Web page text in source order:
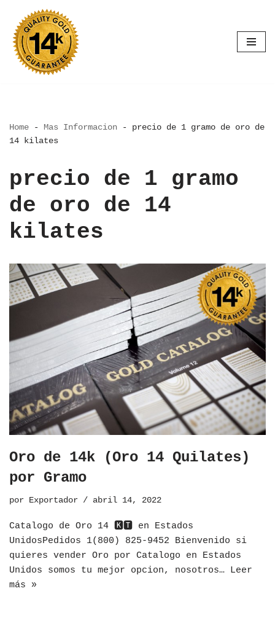
Saltar
al
contenido
Home - Mas Informacion - precio de 1 gramo de oro de
14 kilates
precio de 1 gramo
de oro de 14
kilates
Oro de 14k (Oro 14 Quilates)
por Gramo
por Exportador abril 14, 2022
Catalogo de Oro 14 🅺🆃 en Estados
UnidosPedidos 1(800) 825-9452 Bienvenido si
quieres vender Oro por Catalogo en Estados
Unidos somos tu mejor opcion, nosotros… Leer
más »